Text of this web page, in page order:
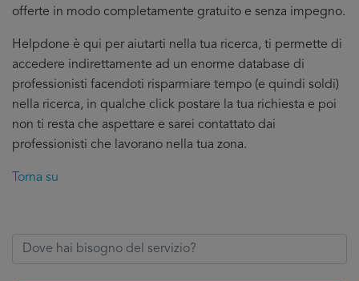
offerte in modo completamente gratuito e senza impegno.
Helpdone è qui per aiutarti nella tua ricerca, ti permette di
accedere indirettamente ad un enorme database di
professionisti facendoti risparmiare tempo (e quindi soldi)
nella ricerca, in qualche click postare la tua richiesta e poi
non ti resta che aspettare e sarei contattato dai
professionisti che lavorano nella tua zona.
Torna su